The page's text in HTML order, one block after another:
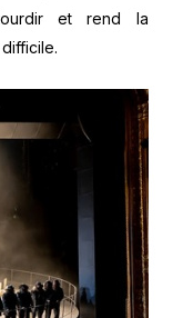
et rend la